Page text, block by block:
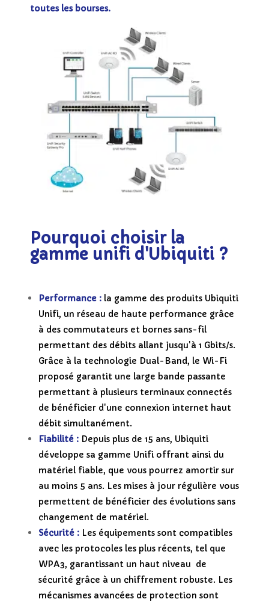
toutes les bourses.
Pourquoi choisir la
gamme unifi d'Ubiquiti ?
Performance : la gamme des produits Ubiquiti
Unifi, un réseau de haute performance grâce
à des commutateurs et bornes sans-fil
permettant des débits allant jusqu'à 1 Gbits/s.
Grâce à la technologie Dual-Band, le Wi-Fi
proposé garantit une large bande passante
permettant à plusieurs terminaux connectés
de bénéficier d'une connexion internet haut
débit simultanément.
Fiabilité : Depuis plus de 15 ans, Ubiquiti
développe sa gamme Unifi offrant ainsi du
matériel fiable, que vous pourrez amortir sur
au moins 5 ans. Les mises à jour régulière vous
permettent de bénéficier des évolutions sans
changement de matériel.
Sécurité : Les équipements sont compatibles
avec les protocoles les plus récents, tel que
WPA3, garantissant un haut niveau de
sécurité grâce à un chiffrement robuste. Les
mécanismes avancées de protection sont